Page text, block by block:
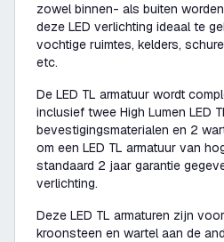
zowel binnen- als buiten
deze LED verlichting ideaal te
vochtige ruimtes, kelders,
etc.
De LED TL armatuur wordt
inclusief twee High Lumen LED
bevestigingsmaterialen en 2
om een LED TL armatuur van
standaard 2 jaar garantie
verlichting.
Deze LED TL armaturen zijn
kroonsteen en wartel aan de